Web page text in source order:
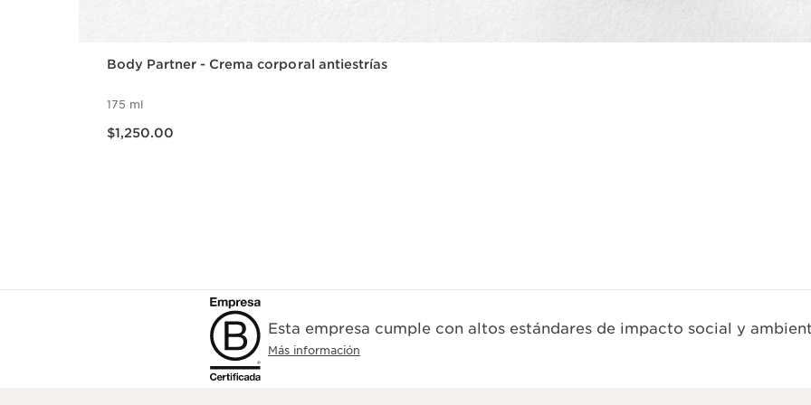
Body Partner - Crema corporal antiestrías
175 ml
$1,250.00
Esta empresa cumple con altos estándares de impacto social y
Más información